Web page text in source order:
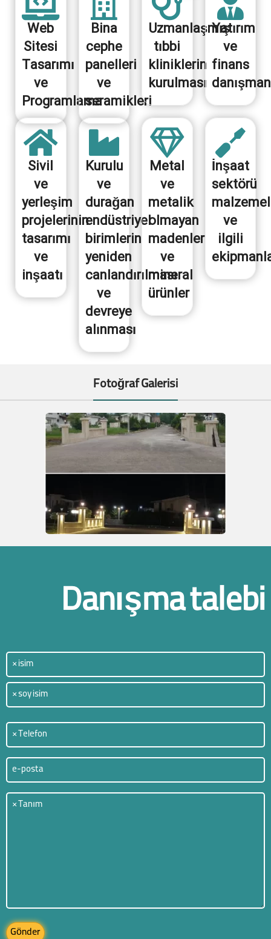
Web
Sitesi
Tasarımı
ve
Programlama
Bina
cephe
panelleri
ve
seramikleri
Uzmanlaşmış
tıbbi
kliniklerin
kurulması
Yatırım
ve
finans
Sivil
ve
yerleşim
projelerinin
tasarımı
ve
inşaatı
Kurulu
ve
durağan
endüstriyel
birimlerin
yeniden
canlandırılması
ve
devreye
alınması
Metal
ve
metalik
olmayan
madenler
ve
mineral
ürünler
İnşaat
sektörü
ve
ilgili
Fotoğraf Galerisi
Danışma talebi
isim
Telefon
(Gerekli)
e-
posta
(Gerekli)
Tanım